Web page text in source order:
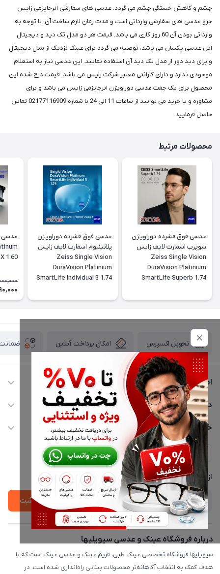
چشم و کاهش خستگی چشم می گردد. عدسی های سفارشی انرجایزمی زایس
جزو عدسی های سفارشی وارداتی است و مدت زمان لازم ساخت آن، با توجه به
وارداتی بودن آن 60 روز کاری می باشد. قیمت هر دو مدل تک دید و دیجیتال
این عدسی یکسان می باشد، توصیه می گردد برای عینک نزدیک از مدل دیجیتال
و برای دید دور از مدل تک دید آن استفاده نمایید. این عدسی نیاز به استعلام
موجودی ندارد و دارای گارانتی معتبر شرکت زایس می باشد. قیمت درج شده این
محصول برای یک جفت عدسی دوراویژن انرجایزمی زایس می باشد و برای
مشاوره و یا خرید می توانید از ساعات 11 الی 24 با شماره 02177116909 تماس
حاصل فرمایید.
محصولات مرتبط
عدسی فوق فشرده دوراویژن
سوپرب اسمارت لایف زایس
Zeiss Single Vision
DuraVision Platinium
SmartLife Superb 1.74
عدسی فوق فشرده دوراویژن
پلاتینیوم اسمارت لایف زایس
Zeiss Single Vision
DuraVision Platinium
SmartLife individual 3 1.74
عدسی
1.60
تحویل اکسپرس امکان پرداخت آنلاین ضمانت
اطلاعات تماس
02177116909
info@civiliha.com
ارسال فوری در تهران + ارسال به سراسر کشور
دسترسی سریع
حساب کاربری
مجله فروشگاه
لیست محصولات
درباره ما
خدمات مشتریان
حریم خصوصی
پشتیبانی واتساپ 09397003162
از جدید‌ترین تخفیف‌ها با‌ خبر شوید
ثبت
درباره فروشگاه عینک و عدسی سیویلیها
سیویلیها فروشگاه تخصصی عینک طبی، فریم عینک و عدسی عینک است که با
هدف کمک به انتخاب آگاهانه‌تر محصولات بینایی راه‌اندازی شده است. در